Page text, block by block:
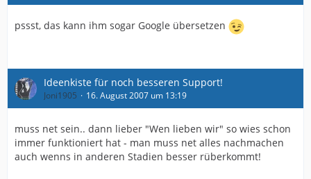
pssst, das kann ihm sogar Google übersetzen
Ideenkiste für noch besseren Support!
Joni1905 16. August 2007 um 13:19
muss net sein.. dann lieber "Wen lieben wir" so wies schon
immer funktioniert hat - man muss net alles nachmachen
auch wenns in anderen Stadien besser rüberkommt!